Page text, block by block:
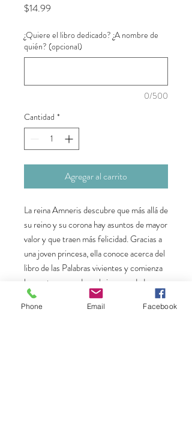
$14.99
¿Quiere el libro dedicado? ¿A nombre de
quién? (opcional)
0/500
Cantidad *
Agregar al carrito
La reina Amneris descubre que más allá de
su reino y su corona hay asuntos de mayor
valor y que traen más felicidad. Gracias a
una joven princesa, ella conoce acerca del
libro de las Palabras vivientes y comienza
la aventura para descubrir su verdadera
identidad.Este cuento es basado en el
mensaje central del libro De Reina a
Phone Email Facebook